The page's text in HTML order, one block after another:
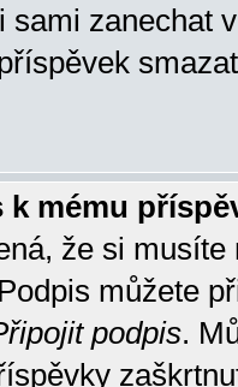
sami zanechat
mému
že si
můžete
podpis.